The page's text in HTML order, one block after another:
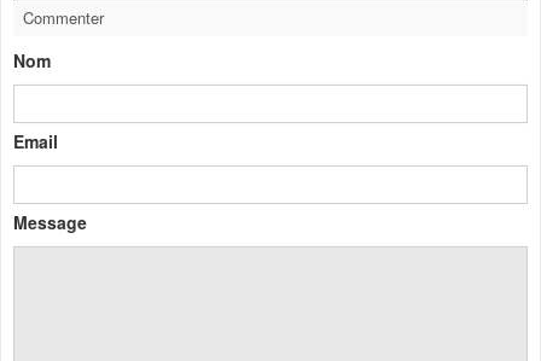
Commenter
Nom
Email
Message